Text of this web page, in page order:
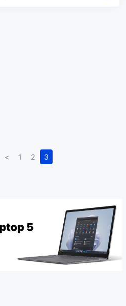
< 1 2 3